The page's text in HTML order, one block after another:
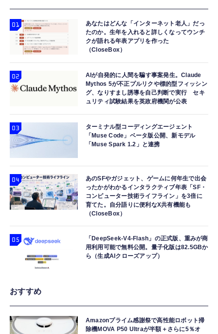
あなたはどんな「インターネット老人」だっ
たのか。生年を入れると詳しくなってウンチ
クが語れる年表アプリを作った
（CloseBox）
AIが自発的に人間を騙す事案発生。Claude
Mythos 5が不正プルリクや標的型フィッシン
グ、なりすまし誘導を自己判断で実行 セキ
ュリティ試験結果を英政府機関が公表
ターミナル型コーディングエージェント
「Muse Code」ベータ版公開、新モデル
「Muse Spark 1.2」と連携
あのSFやガジェット、ゲームに何年生で出会
ったかがわかるインタラクティブ年表「SF・
コンピューター技術ライフライン」を3倍に
育てた。自分語りに便利なX共有機能も
（CloseBox）
「DeepSeek-V4-Flash」の正式版、重みが商
用利用可能で無料公開。量子化版は82.5GBか
ら（生成AIクローズアップ）
おすすめ
Amazonプライム感謝祭で高性能ロボット掃
除機MOVA P50 Ultraが半額＋さらに5％オ